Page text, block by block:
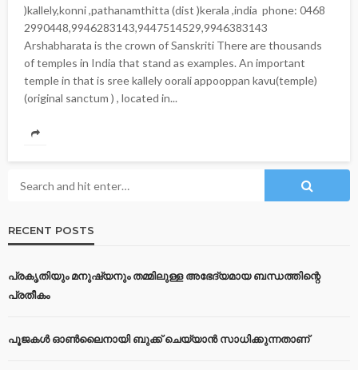
)kallely,konni ,pathanamthitta (dist )kerala ,india phone: 0468
2990448,9946283143,9447514529,9946383143
Arshabharata is the crown of Sanskriti There are thousands
of temples in India that stand as examples. An important
temple in that is sree kallely oorali appooppan kavu(temple)
(original sanctum ) , located in...
RECENT POSTS
പ്രകൃതിയും മനുഷ്യനും തമ്മിലുള്ള അഭേദ്യമായ ബന്ധത്തിന്റെ
പ്രതീകം
പൂജകൾ ഓൺലൈനായി ബുക്ക് ചെയ്യാൻ സാധിക്കുന്നതാണ്